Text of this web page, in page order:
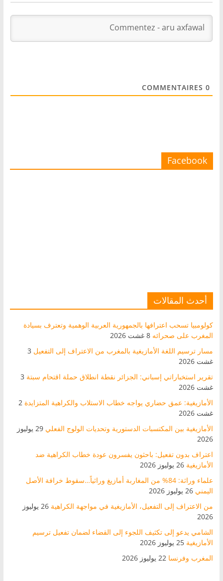
0
COMMENTAIRES
Facebook
أحدث المقالات
كولومبيا تسحب اعترافها بالجمهورية العربية الوهمية وتعترف بسيادة
المغرب على صحرائه 8 غشت 2026
مسار ترسيم اللغة الأمازيغية بالمغرب من الاعتراف إلى التفعيل 3
غشت 2026
تقرير استخباراتي إسباني: الجزائر نقطة انطلاق حملة اقتحام سبتة 3
غشت 2026
الأمازيغية: عمق حضاري يواجه خطاب الاستلاب والكراهية المتزايدة 2
غشت 2026
الأمازيغية بين المكتسبات الدستورية وتحديات الولوج الفعلي
29 يوليوز
2026
اعتراف بدون تفعيل: باحثون يفسرون عودة خطاب الكراهية ضد
الأمازيغية 26 يوليوز 2026
علماء وراثة: 84% من المغاربة أمازيغ وراثياً…سقوط خرافة الأصل
اليمني 26 يوليوز 2026
من الاعتراف إلى التفعيل، الأمازيغية في مواجهة الكراهية
26 يوليوز
2026
الشامي يدعو إلى تكثيف اللجوء إلى القضاء لضمان تفعيل ترسيم
الأمازيغية 25 يوليوز 2026
المغرب وفرنسا 22 يوليوز 2026